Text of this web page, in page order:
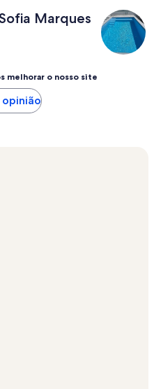
Marques
melhorar o nosso site